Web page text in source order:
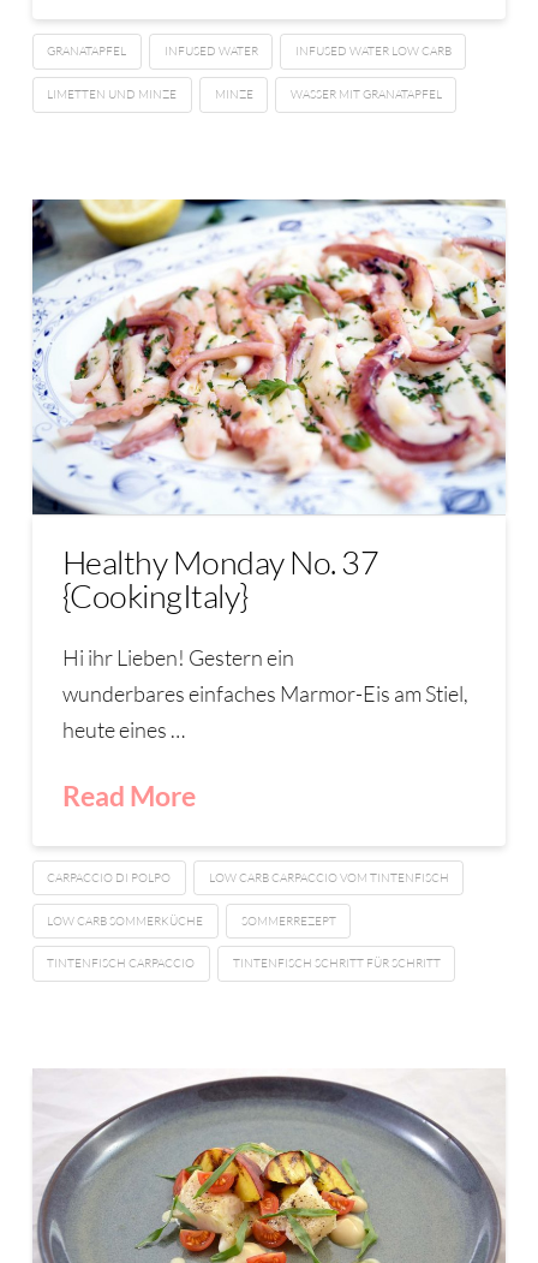
GRANATAPFEL INFUSED WATER INFUSED WATER LOW CARB
LIMETTEN UND MINZE MINZE WASSER MIT GRANATAPFEL
Healthy Monday No. 37
{CookingItaly}
Hi ihr Lieben! Gestern ein
wunderbares einfaches Marmor-Eis am Stiel,
heute eines …
Read More
CARPACCIO DI POLPO LOW CARB CARPACCIO VOM TINTENFISCH
LOW CARB SOMMERKÜCHE SOMMERREZEPT
TINTENFISCH CARPACCIO TINTENFISCH SCHRITT FÜR SCHRITT